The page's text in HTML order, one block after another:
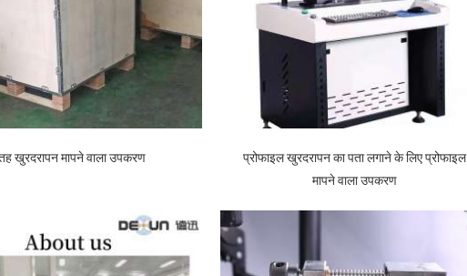
खुरदरापन मापने वाला उपकरण
प्रोफाइल खुरदरापन का पता लगाने के लिए प्रोफाइल
मापने वाला उपकरण